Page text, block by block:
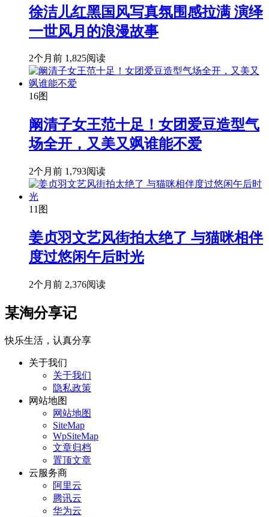
徐洁儿红黑国风写真氛围感拉满 演绎
一世风月的浪漫故事
2个月前 1,825阅读
16图
阚清子女王范十足！女团爱豆造型气
场全开，又美又飒谁能不爱
2个月前 1,793阅读
11图
姜贞羽文艺风街拍太绝了 与猫咪相伴
度过悠闲午后时光
2个月前 2,376阅读
某淘分享记
快乐生活，认真分享
关于我们
关于我们
隐私政策
网站地图
网站地图
SiteMap
WpSiteMap
文章归档
置顶文章
云服务商
阿里云
腾讯云
华为云